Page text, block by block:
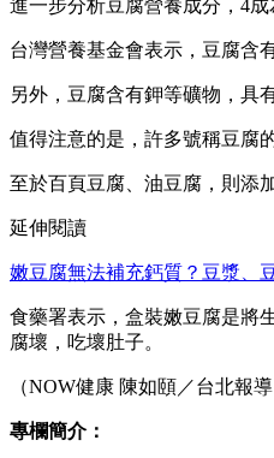
進一步分析豆腐營養成分，4
台灣營養基金會表示，豆腐含
另外，豆腐含有鉀等礦物，具
值得注意的是，許多號稱豆腐
至於百頁豆腐、油豆腐，則添
延伸閱讀
嫩豆腐無法補充鈣質？豆漿、
食藥署表示，盒裝嫩豆腐是將
腐壞，吃壞肚子。
（NOW健康 陳如頤／台北報
專欄簡介：